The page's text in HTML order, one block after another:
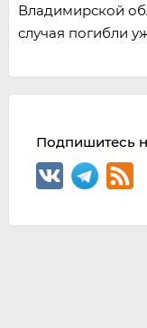
Владимирской
случая погибли
Подпишитесь